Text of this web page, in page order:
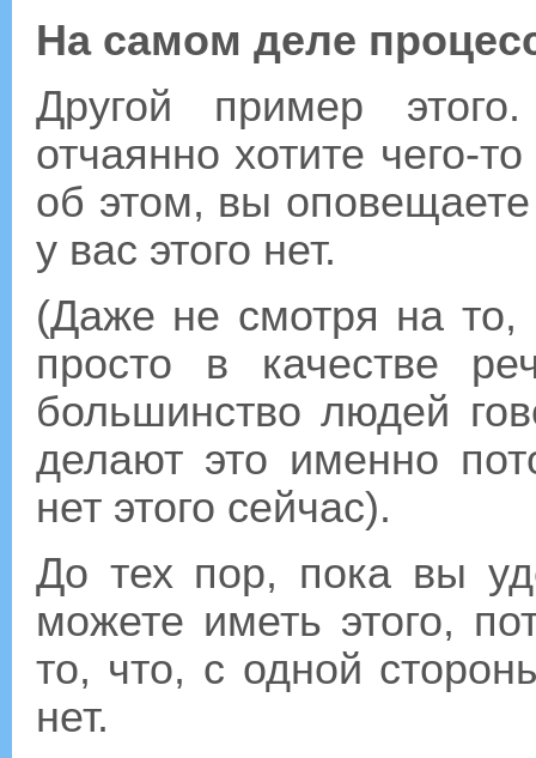
На самом деле
Другой пример
отчаянно хотите чего-
об этом, вы
у вас этого нет.
(Даже не смотря на то,
просто в качестве
большинство людей
делают это именно
нет этого сейчас).
До тех пор, пока вы
можете иметь этого,
то, что, с одной
нет.